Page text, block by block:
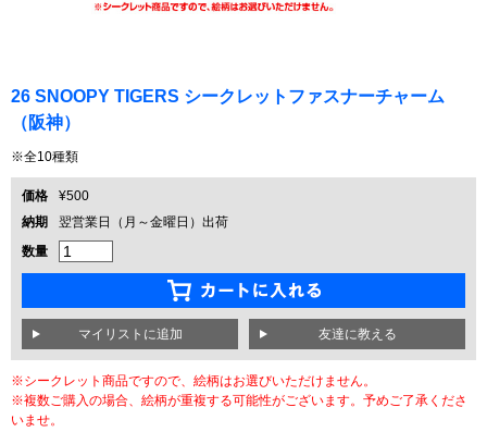
26 SNOOPY TIGERS シークレットファスナーチャーム
（阪神）
※全10種類
価格
¥500
納期
翌営業日（月～金曜日）出荷
数量
友達に教える
※シークレット商品ですので、絵柄はお選びいただけません。
※複数ご購入の場合、絵柄が重複する可能性がございます。予めご了承くださ
いませ。